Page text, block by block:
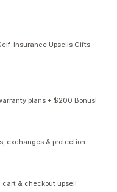
Insurance Upsells Gifts
plans + $200 Bonus!
exchanges & protection
& checkout upsell